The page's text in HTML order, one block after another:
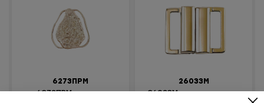
Применение: купальники, пляжная одежда,
спортивные коллекции
6273ПРМ
6273ПРМ золото
2603ЗМ
2603ЗМ застежка для